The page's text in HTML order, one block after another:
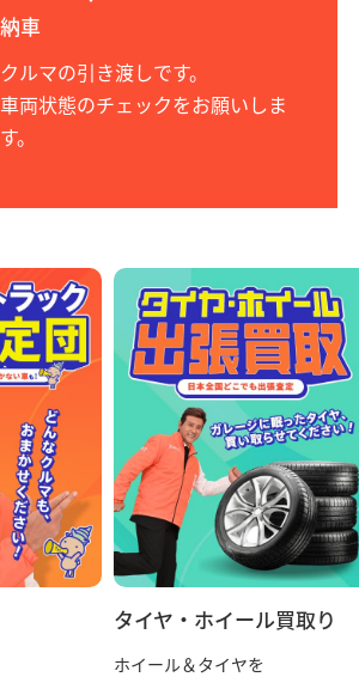
納車
クルマの引き渡しです。
車両状態のチェックをお願いしま
す。
タイヤ・ホイール買取り
ホイール＆タイヤを